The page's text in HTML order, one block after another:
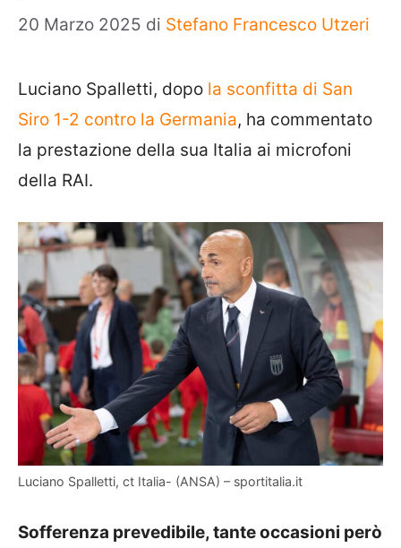
20 Marzo 2025 di Stefano Francesco Utzeri
Luciano Spalletti, dopo la sconfitta di San
Siro 1-2 contro la Germania, ha commentato
la prestazione della sua Italia ai microfoni
della RAI.
Luciano Spalletti, ct Italia- (ANSA) – sportitalia.it
Sofferenza prevedibile, tante occasioni però